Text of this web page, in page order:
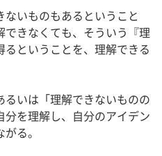
いものもあるということ
きなくても、そういう『理
ということを、理解できる
いは「理解できないものの
を理解し、自分のアイデン
る。